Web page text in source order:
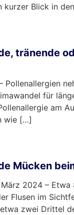
kurzer Blick in
tränende
Pollenallergien
für
am
wie […]
Mücken
2024 –
Flusen im
zwei Drittel